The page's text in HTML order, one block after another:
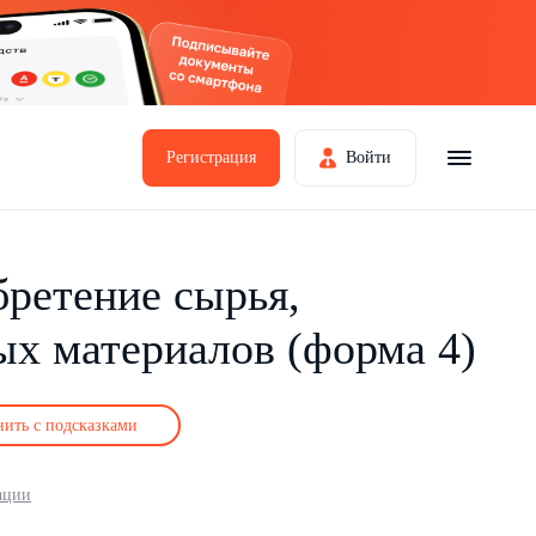
Регистрация Войти
сырья,
материалов (форма 4)
с подсказками